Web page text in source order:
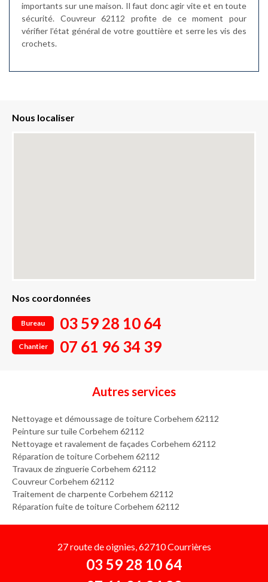
importants sur une maison. Il faut donc agir vite et en toute
sécurité. Couvreur 62112 profite de ce moment pour
vérifier l’état général de votre gouttière et serre les vis des
crochets.
Nous localiser
Nos coordonnées
Bureau 03 59 28 10 64
Chantier 07 61 96 34 39
Autres services
Nettoyage et démoussage de toiture Corbehem 62112
Peinture sur tuile Corbehem 62112
Nettoyage et ravalement de façades Corbehem 62112
Réparation de toiture Corbehem 62112
Travaux de zinguerie Corbehem 62112
Couvreur Corbehem 62112
Traitement de charpente Corbehem 62112
Réparation fuite de toiture Corbehem 62112
27 route de oignies, 62710 Courrières
03 59 28 10 64